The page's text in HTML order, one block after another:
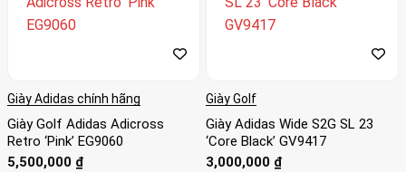
Giày Adidas chính hãng
Giày Golf Adidas Adicross
Retro ‘Pink’ EG9060
5,500,000 ₫
Giày Golf
Giày Adidas Wide S2G SL 23
‘Core Black’ GV9417
3,000,000 ₫